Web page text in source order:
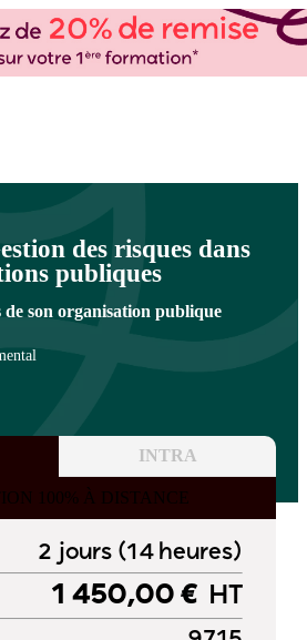
de formation à Paris et en régions
et pilotage du changement dans le Secteur Public
du changement dans le Secteur Public
des risques dans
publiques
de son organisation publique
INTRA
100% À DISTANCE
2 jours (14 heures)
1 450,00 € HT